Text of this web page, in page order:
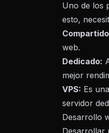
Uno de los
esto,
web.
Dedicado:
mejor
VPS: Es
servidor
Desarrollo
Desarrollar